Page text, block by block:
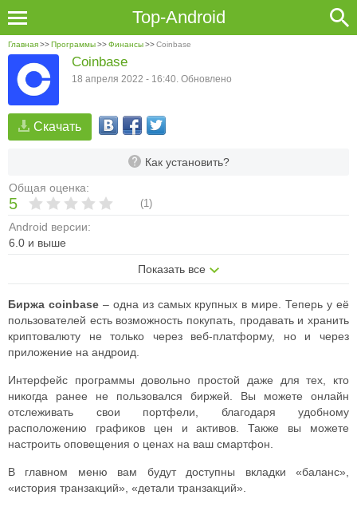
Top-Android
Главная>>Программы>>Финансы>>Coinbase
Скачать
Как установить?
Общая оценка:
5 (1)
Android версии:
6.0 и выше
Показать все
Coinbase
18 апреля 2022 - 16:40. Обновлено
Биржа coinbase– одна из самых крупных в мире. Теперь у её
пользователей есть возможность покупать, продавать и хранить
криптовалюту не только через веб-платформу, но и через
приложение на андроид.
Интерфейс программы довольно простой даже для тех, кто
никогда ранее не пользовался биржей. Вы можете онлайн
отслеживать свои портфели, благодаря удобному
расположению графиков цен и активов. Также вы можете
настроить оповещения о ценах на ваш смартфон.
В главном меню вам будут доступны вкладки «баланс»,
«история транзакций», «детали транзакций».